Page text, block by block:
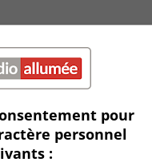
les agences de
au privé.
investissements
pour
personnel
: